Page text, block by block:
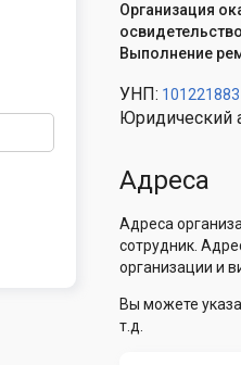
Организация
Выполнение
УНП: 101221883
Юридический
Адреса
Адреса
сотрудник.
организации и
Вы можете
т.д.